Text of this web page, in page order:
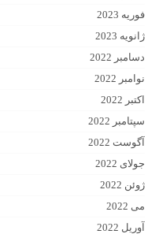
فوریه 2023
ژانویه 2023
دسامبر 2022
نوامبر 2022
اکتبر 2022
سپتامبر 2022
آگوست 2022
جولای 2022
ژوئن 2022
می 2022
آوریل 2022